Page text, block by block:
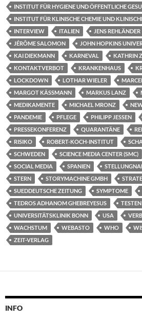
INSTITUT FÜR HYGIENE UND ÖFFENTLICHE
INSTITUT FÜR KLINISCHE CHEMIE UND
INTERVIEW
ITALIEN JENS REHLÄNDER
JÉRÔME SALOMON
JOHN HOPKINS
KAI DIEKMANN
KARNEVAL KATHRIN
KONTAKTVERBOT
KRANKENHAUS
LOCKDOWN
LOTHAR WIELER
MARGOT KÄSSMANN
MARKUS LANZ
MEDIKAMENTE
MICHAEL MRONZ
PANDEMIE
PFLEGE PHILIPP JESSEN
PRESSEKONFERENZ
QUARANTÄNE
RISIKO
ROBERT-KOCH-INSTITUT
SCHWEDEN
SCIENCE MEDIA CENTER (SMC)
SOCIAL MEDIA
SPANIEN
STERN
STORYMACHINE GMBH
SUEDDEUTSCHE ZEITUNG
SYMPTOME
TEDROS ADHANOM GHEBREYESUS
TESTEN
UNIVERSITÄTSKLINIK BONN
USA
WACHSTUM
WEBASTO WHO
ZEIT-VERLAG
INFO